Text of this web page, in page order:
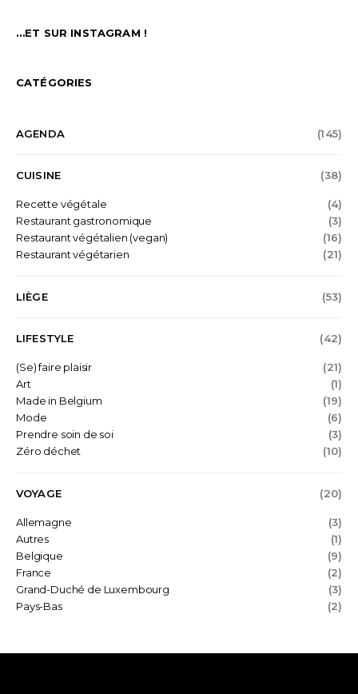
…ET SUR INSTAGRAM !
CATÉGORIES
AGENDA (145)
Recette végétale
(4)
Restaurant végétalien (vegan)
(16)
LIÈGE (53)
LIFESTYLE (42)
Made in Belgium
(19)
Mode
(6)
Prendre soin de soi
(3)
Zéro déchet
(10)
VOYAGE (20)
Belgique
(9)